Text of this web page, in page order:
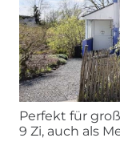
Perfekt für
9 Zi, auch als